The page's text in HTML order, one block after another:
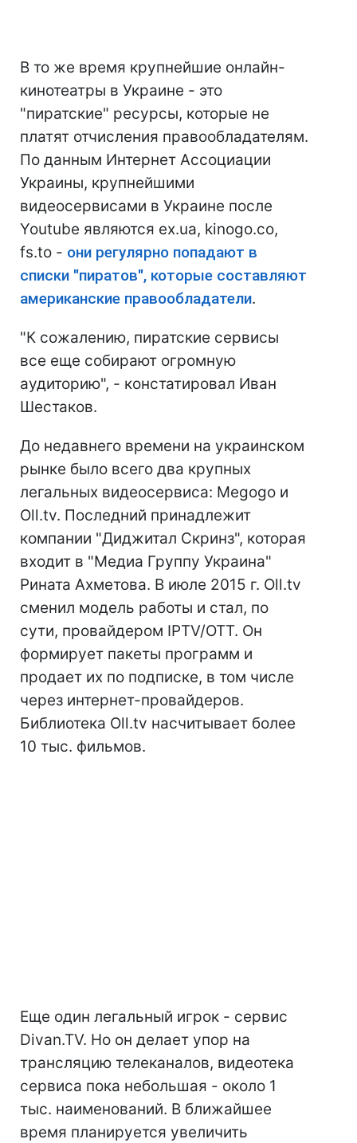
В то же время крупнейшие онлайн-
кинотеатры в Украине - это
"пиратские" ресурсы, которые не
платят отчисления правообладателям.
По данным Интернет Ассоциации
Украины, крупнейшими
видеосервисами в Украине после
Youtube являются ex.ua, kinogo.co,
fs.to - они регулярно попадают в
списки "пиратов", которые составляют
американские правообладатели.
"К сожалению, пиратские сервисы
все еще собирают огромную
аудиторию", - констатировал Иван
Шестаков.
До недавнего времени на украинском
рынке было всего два крупных
легальных видеосервиса: Megogo и
Oll.tv. Последний принадлежит
компании "Диджитал Скринз", которая
входит в "Медиа Группу Украина"
Рината Ахметова. В июле 2015 г. Oll.tv
сменил модель работы и стал, по
сути, провайдером IPTV/OTT. Он
формирует пакеты программ и
продает их по подписке, в том числе
через интернет-провайдеров.
Библиотека Oll.tv насчитывает более
10 тыс. фильмов.
Еще один легальный игрок - сервис
Divan.TV. Но он делает упор на
трансляцию телеканалов, видеотека
сервиса пока небольшая - около 1
тыс. наименований. В ближайшее
время планируется увеличить